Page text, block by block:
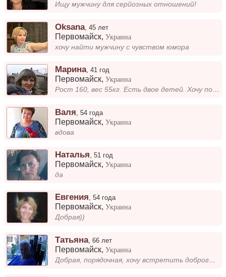
Ищу мужчину для серйозных отношений!
Oksana,45 лет
Первомайск,Украина
хочу найти мужчину с чувством юмора
Марина,41 год
Первомайск,Украина
Рост 160, вес 55кг. Есть двое детей. Хочу познакомиться с мужчиной для создания семьи.
Валя ,54 года
Первомайск,Украина
вдова
Наталья ,51 год
Первомайск,Украина
да
Евгения,54 года
Первомайск,Украина
Добрая))
Татьяна,66 лет
Первомайск,Украина
Добрая, порядочная, хочу встретить доброго порядочного человека.